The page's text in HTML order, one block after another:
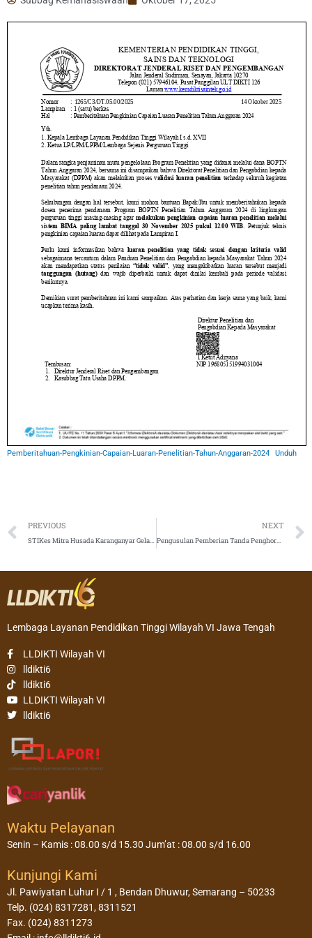
Pemberitahuan-Pengkinian-Capaian-Luaran-Penelitian-Tahun-Anggaran-2024 Unduh
Prev
PREVIOUS
STIKes Mitra Husada Karanganyar Gelar Wisuda Periode II Tahun 2025, Kukuhkan 249 Lulusan Tenaga Kesehatan Unggul
NEXT
Pengusulan Pemberian Tanda Penghormatan Satyalancana Karya Satya bagi Pegawai Negeri Sipil
Lembaga Layanan Pendidikan Tinggi Wilayah VI Jawa Tengah
LLDIKTI Wilayah VI
lldikti6
lldikti6
LLDIKTI Wilayah VI
lldikti6
Waktu Pelayanan
Senin – Kamis : 08.00 s/d 15.30 Jum’at : 08.00 s/d 16.00
Kunjungi Kami
Jl. Pawiyatan Luhur I / 1 , Bendan Dhuwur, Semarang – 50233
Telp. (024) 8317281, 8311521
Fax. (024) 8311273